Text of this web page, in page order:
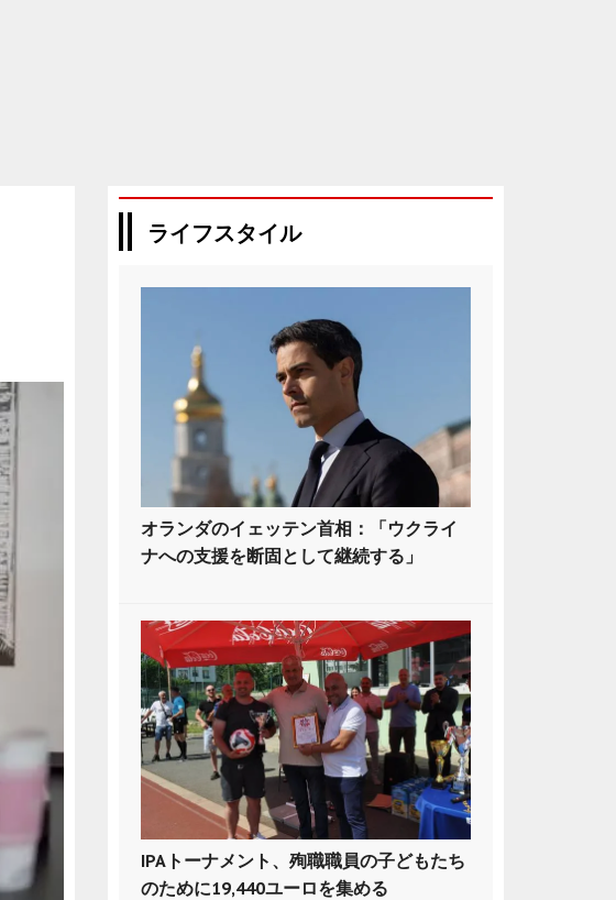
ライフスタイル
オランダのイェッテン首相：「ウクライ
ナへの支援を断固として継続する」
IPAトーナメント、殉職職員の子どもたち
のために19,440ユーロを集める